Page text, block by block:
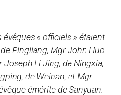
« officiels » étaient
Pingliang, Mgr John Huo
Joseph Li Jing, de Ningxia,
de Weinan, et Mgr
émérite de Sanyuan.